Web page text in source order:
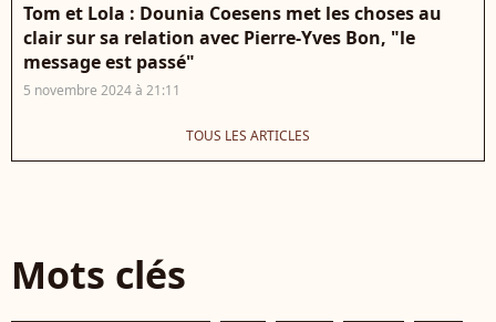
Tom et Lola : Dounia Coesens met les choses au
clair sur sa relation avec Pierre-Yves Bon, "le
message est passé"
5 novembre 2024 à 21:11
TOUS LES ARTICLES
Mots clés